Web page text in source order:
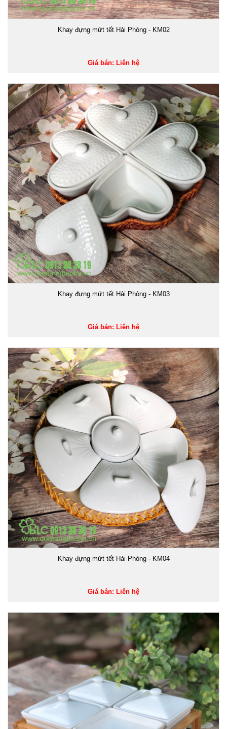
Khay đựng mứt tết Hải Phòng - KM02
Giá bán: Liên hệ
Khay đựng mứt tết Hải Phòng - KM03
Giá bán: Liên hệ
Khay đựng mứt tết Hải Phòng - KM04
Giá bán: Liên hệ